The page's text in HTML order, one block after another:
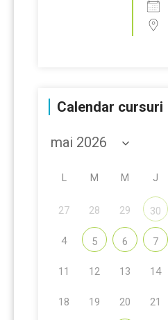
Calendar cursuri
M M J
27 28 29 30
4 5 6 7
11 12 13 14
18 19 20 21